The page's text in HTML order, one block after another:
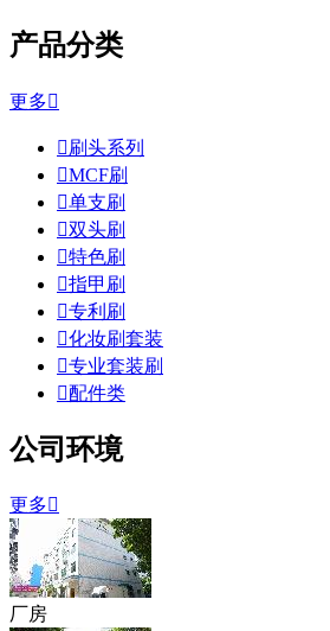
产品分类
更多
刷头系列
MCF刷
单支刷
双头刷
特色刷
指甲刷
专利刷
化妆刷套装
专业套装刷
配件类
公司环境
更多
厂房